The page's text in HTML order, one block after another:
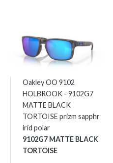
Oakley OO 9102
HOLBROOK - 9102G7
MATTE BLACK
TORTOISE prizm sapphr
irid polar
9102G7 MATTE BLACK
TORTOISE